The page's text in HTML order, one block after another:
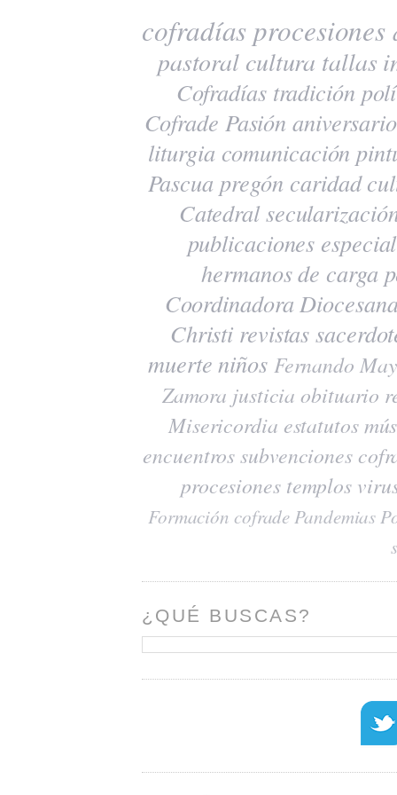
cofradías procesiones
pastoral cultura tallas
Cofradías tradición
Cofrade Pasión
liturgia comunicación
Pascua pregón caridad
Catedral
publicaciones
hermanos de carga
Coordinadora
Christi revistas
muerte niños Fernando
Zamora justicia obituario
Misericordia estatutos
encuentrossubvenciones
procesiones templos
Formación cofradePandemias
¿QUÉ BUSCAS?